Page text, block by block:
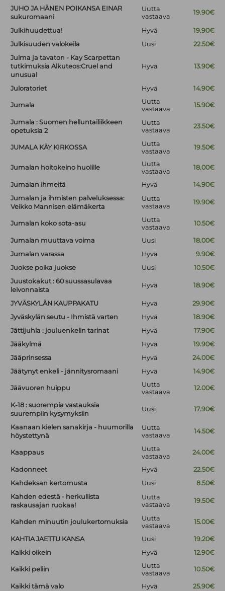
JUHO JA HÄNEN POIKANSA EINAR
sukuromaani
Uutta
vastaava
19.90€
Julkihuudettua! Hyvä
19.90€
Julkisuuden valokeila
Uusi
22.50€
Julma ja tavaton - Kay Scarpettan
tutkimuksia Alkuteos:Cruel and
unusual
Hyvä 13.90€
Juloratoriet Hyvä 14.90€
Jumala
Uutta
vastaava
15.90€
Jumala : Suomen helluntailiikkeen
opetuksia 2
Uutta
vastaava
23.50€
JUMALA KÄY KIRKOSSA
Uutta
vastaava
19.50€
Jumalan hoitokeino huolille
Uutta
vastaava
18.00€
Jumalan ihmeitä Hyvä
14.90€
Jumalan ja ihmisten palveluksessa:
Veikko Mannisen elämäkerta
Uutta
vastaava
19.90€
Jumalan koko sota-asu
Uutta
vastaava
10.50€
Jumalan muuttava voima Uusi
18.00€
Jumalan varassa
Hyvä
9.90€
Juokse poika juokse
Uusi
10.50€
Juustokakut : 60 suussasulavaa
leivonnaista
Hyvä 18.90€
JYVÄSKYLÄN KAUPPAKATU Hyvä
29.90€
Jyväskylän seutu - Ihmistä varten
Hyvä
18.90€
Jättijuhla : jouluenkelin tarinat
Hyvä
17.90€
Jääkylmä
Hyvä
19.90€
Jääprinsessa
Hyvä
24.00€
Jäätynyt enkeli - jännitysromaani
Hyvä 14.90€
Jäävuoren huippu
Uutta
vastaava
12.00€
K-18 : suorempia vastauksia
suurempiin kysymyksiin
Uusi 17.90€
Kaanaan kielen sanakirja - huumorilla
höystettynä
Uutta
vastaava
14.50€
Kaappaus
Uutta
vastaava
24.00€
Kadonneet Hyvä
22.50€
Kahdeksan kertomusta
Uusi
8.50€
Kahden edestä - herkullista
raskausajan ruokaa!
Uutta
vastaava
19.50€
Kahden minuutin joulukertomuksia
Uutta
vastaava
15.00€
KAHTIA JAETTU KANSA Uusi
19.20€
Kaikki oikein
Hyvä 12.90€
Kaikki peliin
Uutta
vastaava
10.50€
Kaikki tämä valo Hyvä 25.90€